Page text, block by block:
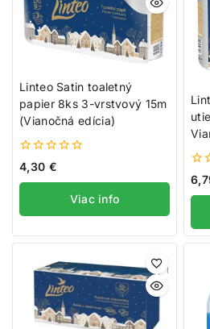
Linteo Satin toaletný
papier 8ks 3-vrstvový 15m
(Vianočná edícia)
0
5
4,30 €
Viac info
0
5